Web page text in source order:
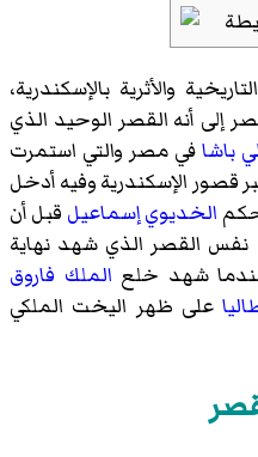
والأثرية بالإسكندرية،
إلى أنه القصر الوحيد الذي
باشافي مصر والتي استمرت
قصور الإسكندرية وفيه أدخل
الخديوي إسماعيل قبل أن
نفس القصر الذي شهد نهاية
شهد خلع الملك فاروق
على ظهر اليخت الملكي